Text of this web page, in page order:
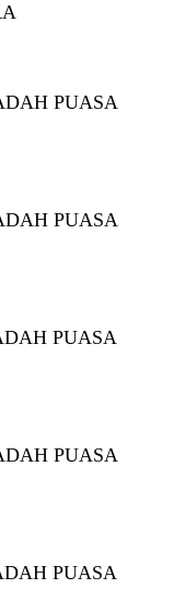
PUASA
PUASA
PUASA
PUASA
PUASA